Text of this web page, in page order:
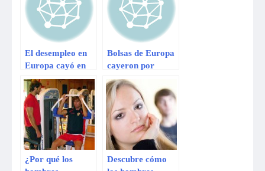
El desempleo en
Europa cayó en
junio por primera
vez en más de dos
años
Bolsas de Europa
cayeron por
malos datos de
desempleo en
Zona Euro
¿Por qué los
Descubre cómo